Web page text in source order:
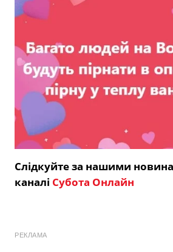
Слідкуйте за нашими
каналі Субота Онлайн
РЕКЛАМА